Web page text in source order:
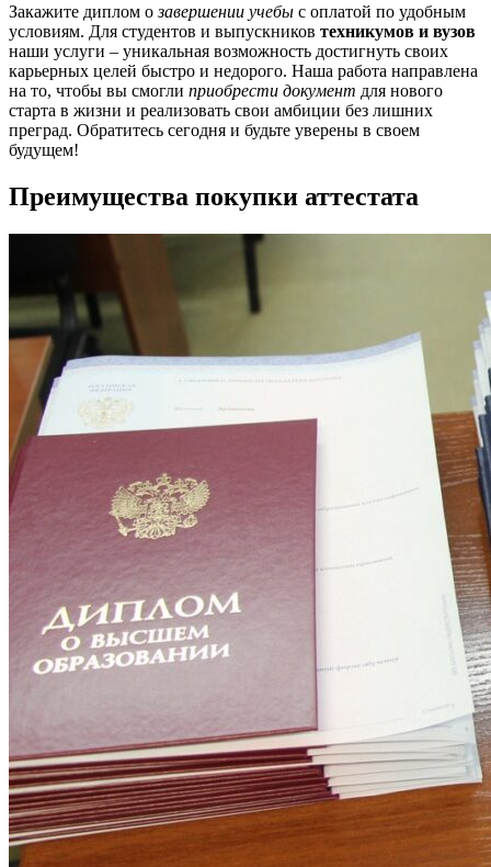
Закажите диплом озавершении учебы с оплатой по удобным
условиям. Для студентов и выпускников техникумов и вузов
наши услуги – уникальная возможность достигнуть своих
карьерных целей быстро и недорого. Наша работа направлена
на то, чтобы вы смогли приобрести документ для нового
старта в жизни и реализовать свои амбиции без лишних
преград. Обратитесь сегодня и будьте уверены в своем
будущем!
Преимущества покупки аттестата